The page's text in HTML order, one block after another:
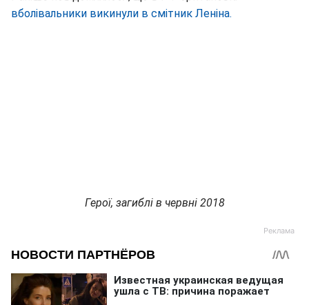
вболівальники викинули в смітник Леніна.
Герої, загиблі в червні 2018